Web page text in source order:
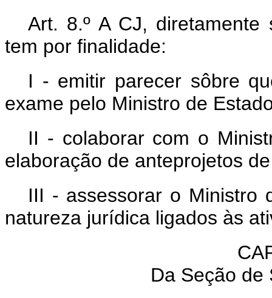
Art. 8.º A CJ,
tem por finalidade:
I - emitir parecer sôbre
exame pelo Ministro de
II - colaborar com o
elaboração de anteprojetos
III - assessorar o Ministro
natureza jurídica ligados às
Da Seção de